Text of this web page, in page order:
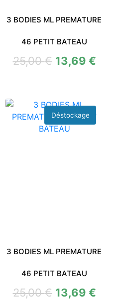
3 BODIES ML PREMATURE
46 PETIT BATEAU
25,00€ 13,69 €
3 BODIES ML PREMATURE
46 PETIT BATEAU
25,00€ 13,69 €